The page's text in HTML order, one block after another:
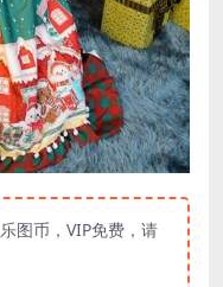
乐图币，VIP免费，请